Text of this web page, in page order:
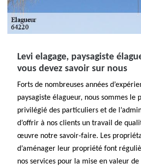
Levi elagage, paysagiste
vous devez savoir sur nous
Forts de nombreuses années
paysagiste élagueur, nous sommes le
privilégié des particuliers et de
d’offrir à nos clients un travail de
œuvre notre savoir-faire. Les
d’aménager leur propriété font
nos services pour la mise en valeur